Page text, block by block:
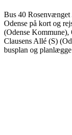
Bus 40 Rosenvænget
Odense på kort og
(Odense Kommune),
Clausens Allé (S)
busplan og